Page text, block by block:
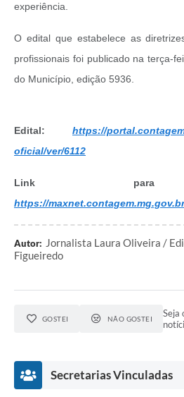
experiência.
O edital que estabelece as
profissionais foi publicado na terça-
do Município, edição 5936.
Edital: https://
oficial/ver/6112
Link para
https://
Autor: Jornalista Laura Oliveira /
Figueiredo
GOSTEI NÃO GOSTEI
Seja
Secretarias Vinculadas